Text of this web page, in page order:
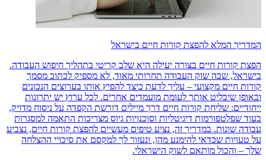
המדריך המלא להפצת קורות חיים בישראל
הפצת קורות חיים בצורה יעילה היא שלב קריטי בתהליך חיפוש העבודה.
בישראל, שבה שוק העבודה תחרותי מאוד, לא מספיק לכתוב מסמך
קורות חיים מקצועי – עליך לדעת כיצד להפיץ אותו בערוצים הנכונים
ובאופן שיבליט אותך לעומת מועמדים אחרים. לכל ערוץ יש יתרונות
ייחודיים: שליחת קורות חיים דרך מיילים דורשת הקפדה על ניסוח מדויק,
בעוד שפלטפורמות דיגיטליות וסוכנויות גיוס מצריכות התאמה למסגרות
עבודה שונות. במדריך זה, נציע טיפים מעשיים להפצת קורות חיים, נצביע
על טעויות שכדאי להימנע מהן, ונעזור לך למקסם את סיכויי ההצלחה
שלך – והכול מותאם לשוק הישראלי.